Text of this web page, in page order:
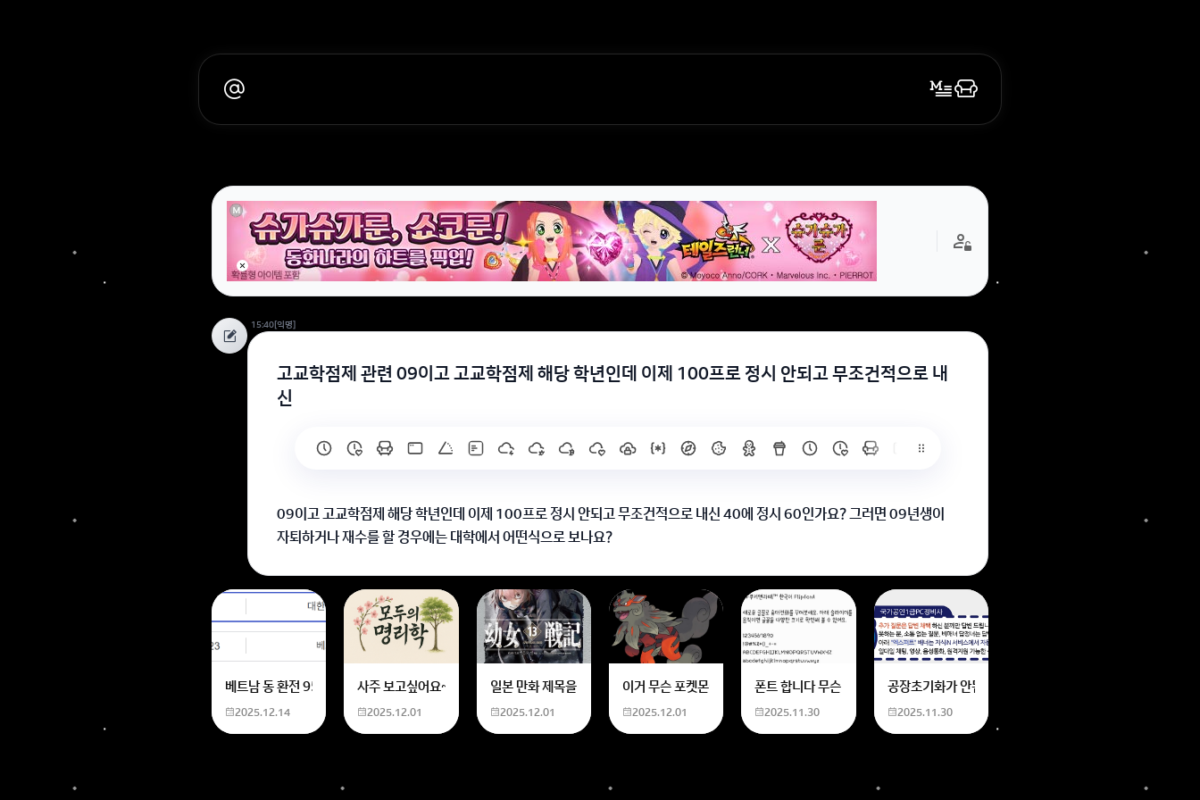
15:40[익명]
고교학점제 관련 09이고 고교학점제 해당 학년인데 이제 100프로 정시 안되고 무조건적으로 내
신
09이고 고교학점제 해당 학년인데 이제 100프로 정시 안되고 무조건적으로 내신 40에 정시 60인가요? 그러면 09년생이
자퇴하거나 재수를 할 경우에는 대학에서 어떤식으로 보나요?
신중히 고민해보시면 좋을 것 같아요! 좋은 결과 있길 바랄게요!
회원가입 혹은 광고 [X]를 누르면 내용이 보입니다
베트남 동 환전 950,000원동 한화 계산할때0하나 빼고 나누기 2하면 되는거 아닌가요??제가 알고 있는거랑
2025.12.14
사주 보고싶어요~ 사주 보고 싶은데 어디서 봐야할 지모르겠어요여자 양력 2007 04 06
2025.12.01
일본 만화 제목을 찾습니다 - 비행 마법 저격 여자 기억하기로는 위의 내용에 있는 일본 만화 제목을 찾습니다. 만화의 내용은
2025.12.01
이거 무슨 포켓몬이에요? 신기하네요
2025.12.01
폰트 합니다 무슨 폰트인지 알려주세요
2025.11.30
공장초기화가 안됩니다 제가 볼륨 아래버튼이랑 전원버튼
2025.11.30